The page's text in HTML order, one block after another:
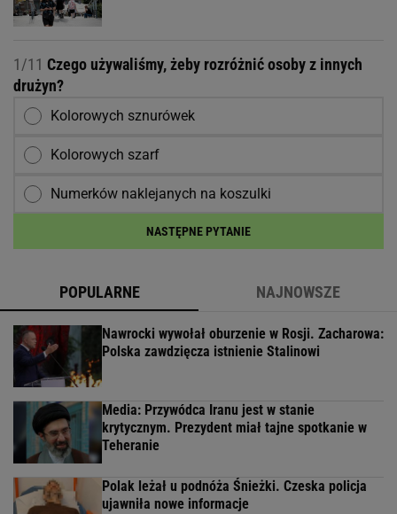
1/11 Czego używaliśmy, żeby rozróżnić osoby z innych
drużyn?
Kolorowych sznurówek
Kolorowych szarf
Numerków naklejanych na koszulki
NASTĘPNE PYTANIE
POPULARNE NAJNOWSZE
Nawrocki wywołał oburzenie w Rosji. Zacharowa:
Polska zawdzięcza istnienie Stalinowi
Media: Przywódca Iranu jest w stanie
krytycznym. Prezydent miał tajne spotkanie w
Teheranie
Polak leżał u podnóża Śnieżki. Czeska policja
ujawniła nowe informacje